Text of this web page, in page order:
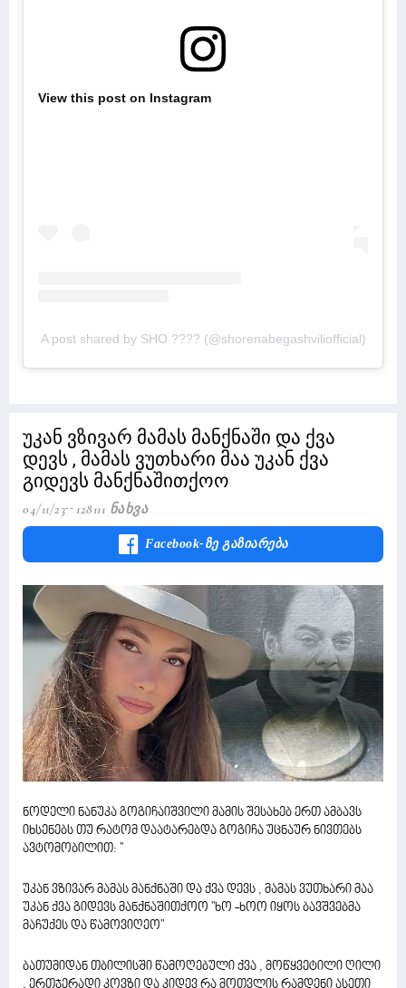
View this post on Instagram
A post shared by SHO ???? (@shorenabegashviliofficial)
უკან ვზივარ მამას მანქნაში და ქვა
დევს , მამას ვუთხარი მაა უკან ქვა
გიდევს მანქნაშითქოო
04/11/23 128111 Ნახვა
Facebook-Ზე Გაზიარება
ნოდელი ნანუკა გოგიჩაიშვილი მამის შესახებ ერთ ამბავს
იხსენებს თუ რატომ დაატარებდა გოგიჩა უცნაურ ნივთებს
ავტომობილით: ''
უკან ვზივარ მამას მანქნაში და ქვა დევს , მამას ვუთხარი მაა
უკან ქვა გიდევს მანქნაშითქოო "ხო -ხოო იყოს ბავშვებმა
მაჩუქეს და წამოვიღეო"
ბათუმიდან თბილისში წამოღებული ქვა , მოწყვეტილი ღილი
, ერთჯერადი კოვზი და კიდევ რა მოთვლის რამდენი ასეთი